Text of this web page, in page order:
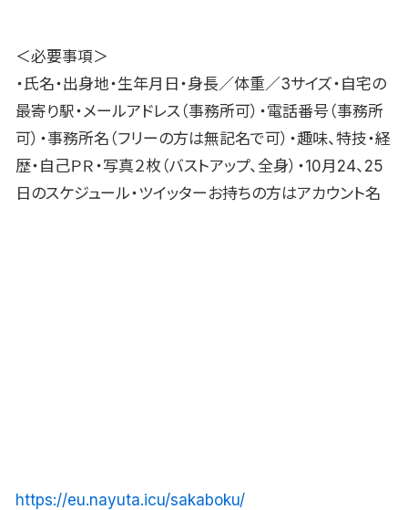
＜必要事項＞
・氏名・出身地・生年月日・身長／体重／3サイズ・自宅の
最寄り駅・メールアドレス（事務所可）・電話番号（事務所
可）・事務所名（フリーの方は無記名で可）・趣味、特技・経
歴・自己ＰＲ・写真２枚（バストアップ、全身）・10月24、25
日のスケジュール・ツイッターお持ちの方はアカウント名
https://eu.nayuta.icu/sakaboku/